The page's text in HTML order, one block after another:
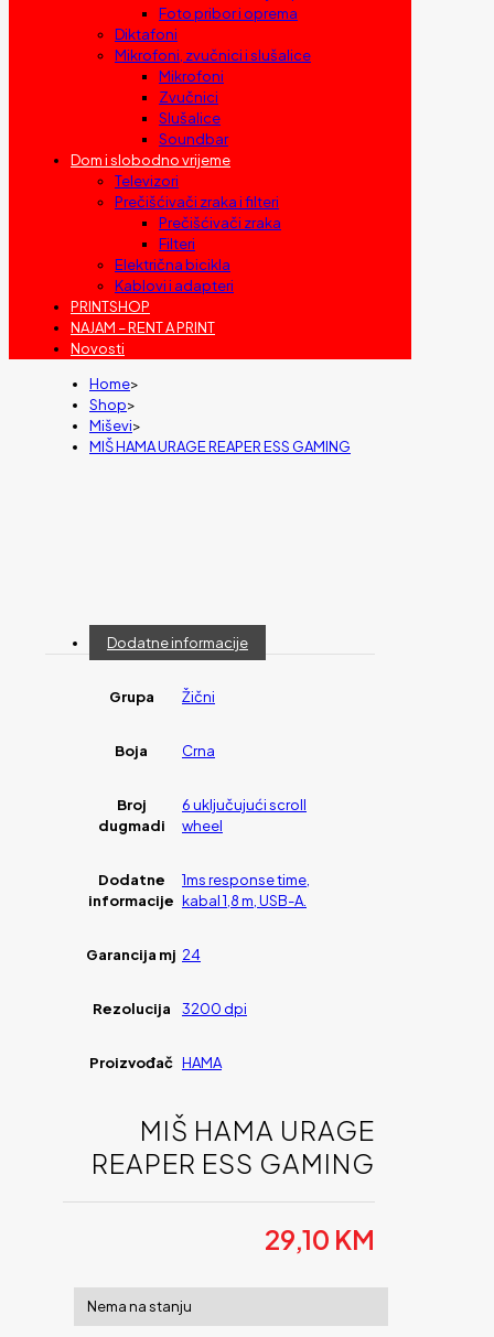
Foto pribor i oprema
Diktafoni
Mikrofoni, zvučnici i slušalice
Mikrofoni
Zvučnici
Slušalice
Soundbar
Dom i slobodno vrijeme
Televizori
Prečišćivači zraka i filteri
Prečišćivači zraka
Filteri
Električna bicikla
Kablovi i adapteri
PRINTSHOP
NAJAM – RENT A PRINT
Novosti
Home>
Shop>
Miševi>
MIŠ HAMA URAGE REAPER ESS GAMING
Dodatne informacije
Grupa Žični
Boja Crna
Broj
dugmadi
6 uključujući scroll
wheel
Dodatne
informacije
1ms response time,
kabal 1,8 m, USB-A.
Garancija mj 24
Rezolucija 3200 dpi
Proizvođač HAMA
MIŠ HAMA URAGE
REAPER ESS GAMING
29,10 KM
Nema na stanju